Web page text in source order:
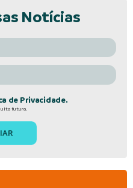
Notícias
de Privacidade.
futura.